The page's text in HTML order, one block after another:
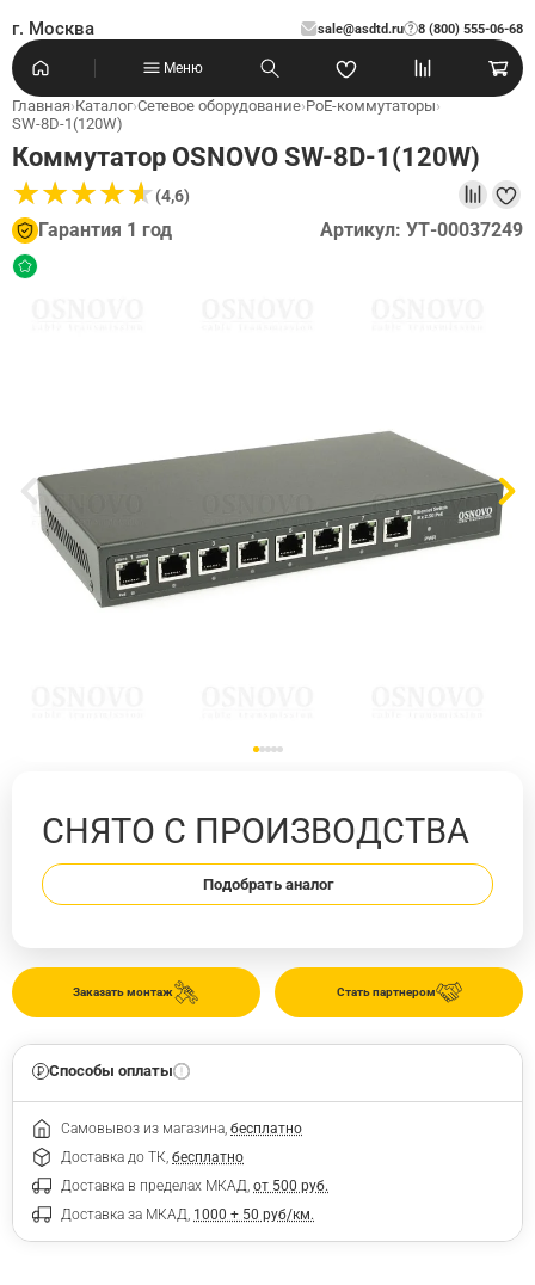
г. Москва sale@asdtd.ru 8 (800) 555-06-68
?
Меню
Главная›Каталог›Сетевое оборудование›PoE-коммутаторы›
SW-8D-1(120W)
Коммутатор OSNOVO SW-8D-1(120W)
★★★★★
★★★★★(4,6)
Гарантия 1 год Артикул: УТ-00037249
Стать партнером
Заказать монтаж
СНЯТО С ПРОИЗВОДСТВА
Подобрать аналог
Способы оплаты
Самовывоз из магазина, бесплатно
Доставка до ТК, бесплатно
Доставка в пределах МКАД, от 500 руб.
Доставка за МКАД, 1000 + 50 руб/км.